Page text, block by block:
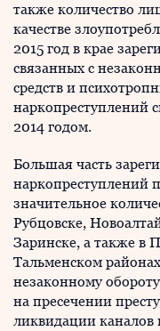
также количество
качестве
2015 год в крае
связанных с
средств и
наркопреступлений
2014 годом.
Большая часть
наркопреступлений
значительное
Рубцовске,
Заринске, а также в
Тальменском
незаконному
на пресечении
ликвидации каналов